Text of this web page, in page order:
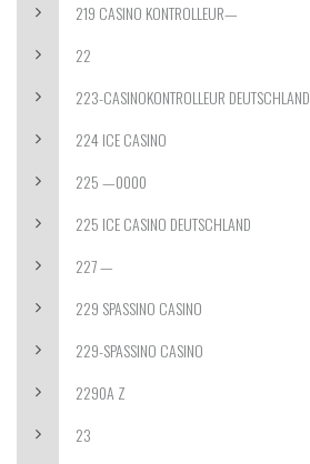
219 CASINO KONTROLLEUR—
22
223-CASINOKONTROLLEUR DEUTSCHLAND
224 ICE CASINO
225 —0000
225 ICE CASINO DEUTSCHLAND
227 —
229 SPASSINO CASINO
229-SPASSINO CASINO
2290A Z
23